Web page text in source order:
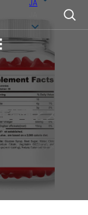
JA
管理とスポ
ルグミサプリメント